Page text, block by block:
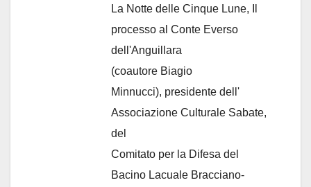
La Notte delle Cinque Lune, Il
processo al Conte Everso
dell'Anguillara
(coautore Biagio
Minnucci), presidente dell'
Associazione Culturale Sabate,
del
Comitato per la Difesa del
Bacino Lacuale Bracciano-